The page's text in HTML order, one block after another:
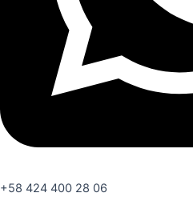
+58 424 400 28 06